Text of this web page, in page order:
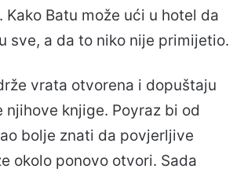
Kako Batu može ući u hotel da
sve, a da to niko nije primijetio.
vrata otvorena i dopuštaju
njihove knjige. Poyraz bi od
bolje znati da povjerljive
okolo ponovo otvori. Sada